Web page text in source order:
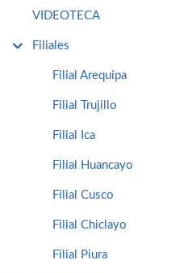
VIDEOTECA
Filiales
Filial Arequipa
Filial Trujillo
Filial Ica
Filial Huancayo
Filial Cusco
Filial Chiclayo
Filial Piura